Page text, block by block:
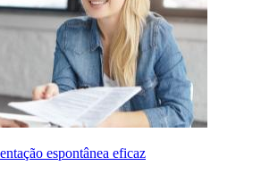
espontânea eficaz